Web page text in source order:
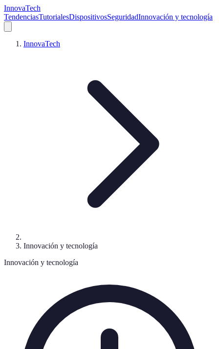
InnovaTech
TendenciasTutorialesDispositivosSeguridadInnovación y tecnología
InnovaTech
Innovación y tecnología
Innovación y tecnología